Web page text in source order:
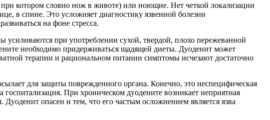
котором словно нож в животе) или ноющие. Нет четкой локализации
в спине. Это усложняет диагностику язвенной болезни
на фоне стресса.
усиливаются при употреблении сухой, твердой, плохо пережеванной
необходимо придерживаться щадящей диеты. Дуоденит может
терапии и рациональном питании симптомы исчезают достаточно
для защиты поврежденного органа. Конечно, это неспецифическая
При хроническом дуодените возникает неприятная
опасен и тем, что его частым осложнением является язва